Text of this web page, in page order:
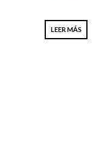
LEER MÁS